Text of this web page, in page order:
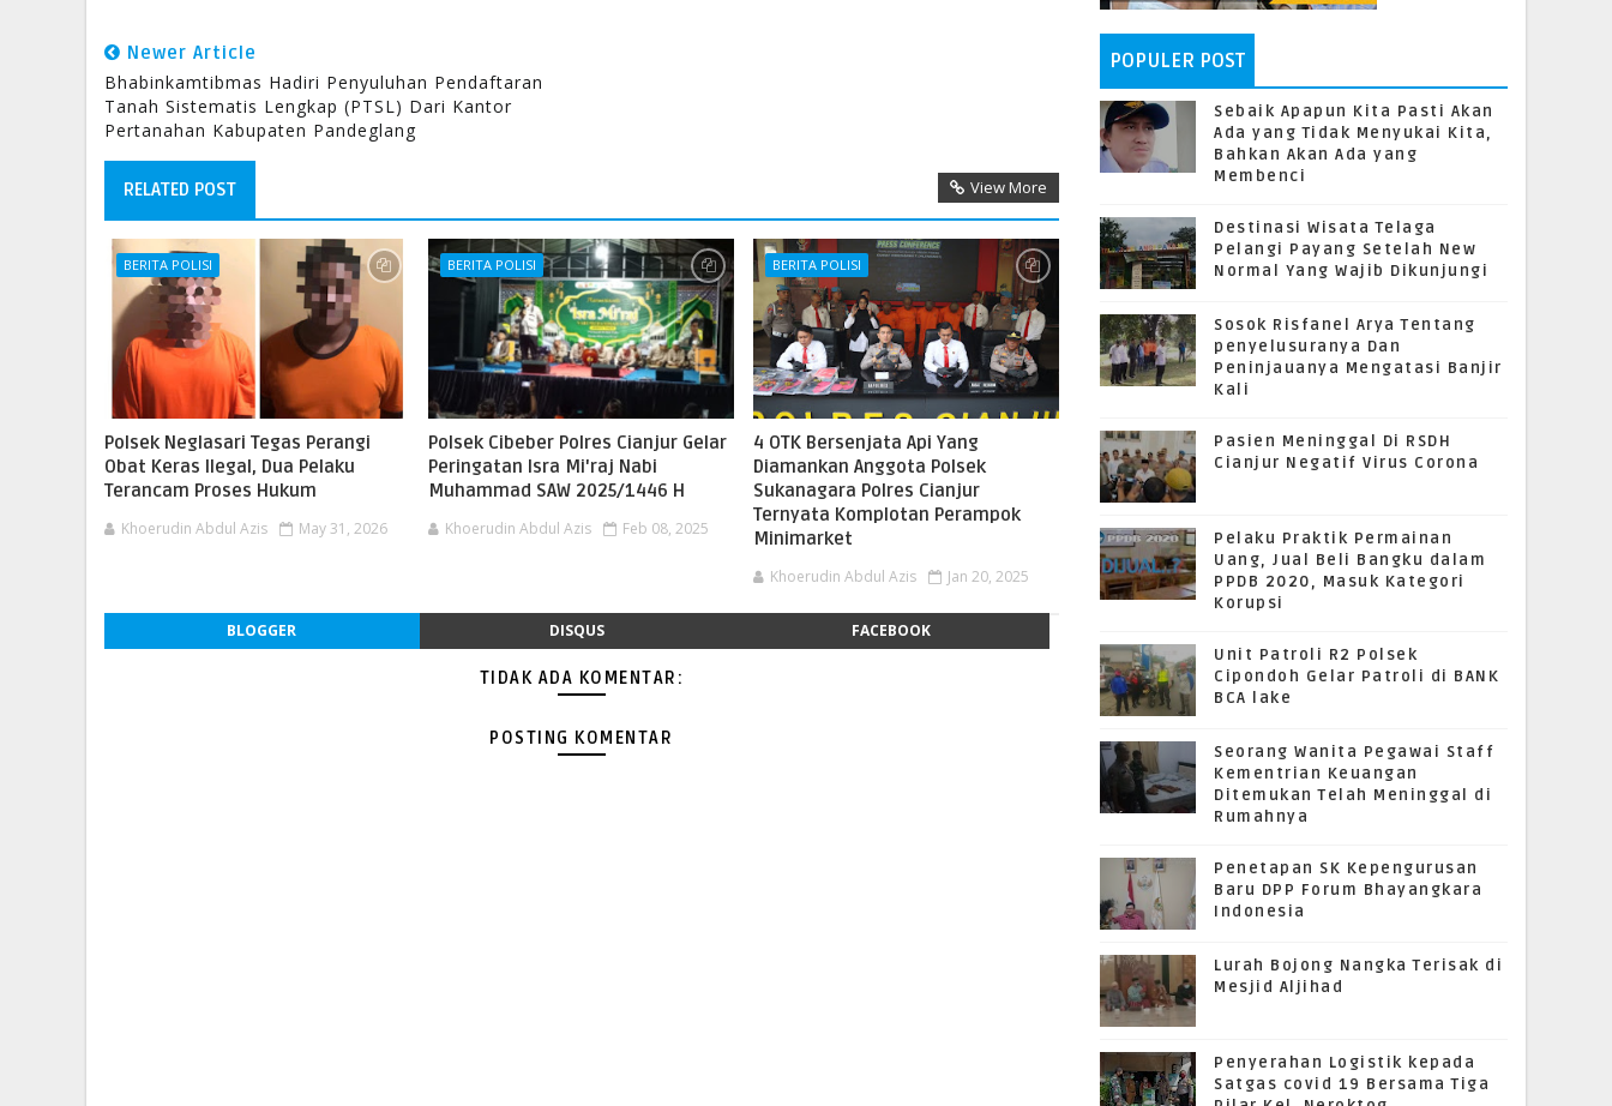
Newer Article
Bhabinkamtibmas Hadiri Penyuluhan Pendaftaran
Tanah Sistematis Lengkap (PTSL) Dari Kantor
Pertanahan Kabupaten Pandeglang
RELATED POST View More
BERITA POLISI
Polsek Neglasari Tegas Perangi
Obat Keras Ilegal, Dua Pelaku
Terancam Proses Hukum
Khoerudin Abdul Azis May 31, 2026
BERITA POLISI
Polsek Cibeber Polres Cianjur Gelar
Peringatan Isra Mi'raj Nabi
Muhammad SAW 2025/1446 H
Khoerudin Abdul Azis Feb 08, 2025
BERITA POLISI
4 OTK Bersenjata Api Yang
Diamankan Anggota Polsek
Sukanagara Polres Cianjur
Ternyata Komplotan Perampok
Minimarket
Khoerudin Abdul Azis Jan 20, 2025
BLOGGER DISQUS FACEBOOK
TIDAK ADA KOMENTAR:
POSTING KOMENTAR
POPULER POST
Sebaik Apapun Kita Pasti Akan
Ada yang Tidak Menyukai Kita,
Bahkan Akan Ada yang
Membenci
Destinasi Wisata Telaga
Pelangi Payang Setelah New
Normal Yang Wajib Dikunjungi
Sosok Risfanel Arya Tentang
penyelusuranya Dan
Peninjauanya Mengatasi Banjir
Kali
Pasien Meninggal Di RSDH
Cianjur Negatif Virus Corona
Pelaku Praktik Permainan
Uang, Jual Beli Bangku dalam
PPDB 2020, Masuk Kategori
Korupsi
Unit Patroli R2 Polsek
Cipondoh Gelar Patroli di BANK
BCA lake
Seorang Wanita Pegawai Staff
Kementrian Keuangan
Ditemukan Telah Meninggal di
Rumahnya
Penetapan SK Kepengurusan
Baru DPP Forum Bhayangkara
Indonesia
Lurah Bojong Nangka Terisak di
Mesjid Aljihad
Penyerahan Logistik kepada
Satgas covid 19 Bersama Tiga